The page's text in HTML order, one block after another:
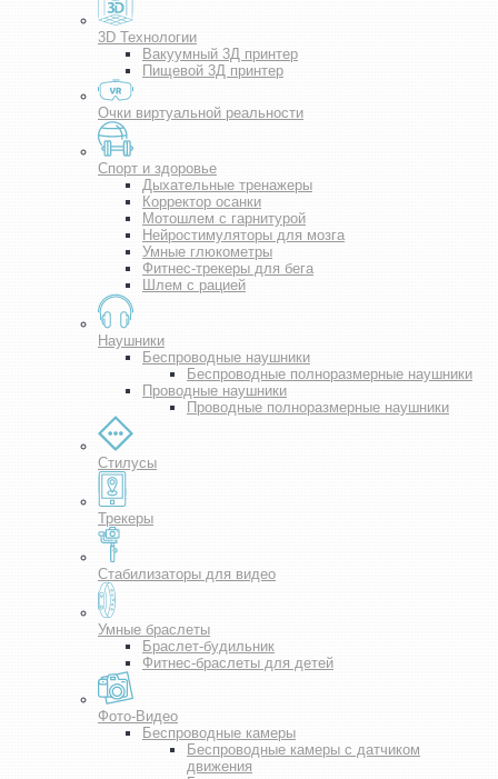
3D Технологии
Вакуумный 3Д принтер
Пищевой 3Д принтер
Очки виртуальной реальности
Спорт и здоровье
Дыхательные тренажеры
Корректор осанки
Мотошлем с гарнитурой
Нейростимуляторы для мозга
Умные глюкометры
Фитнес-трекеры для бега
Шлем с рацией
Наушники
Беспроводные наушники
Беспроводные полноразмерные наушники
Проводные наушники
Проводные полноразмерные наушники
Стилусы
Трекеры
Стабилизаторы для видео
Умные браслеты
Браслет-будильник
Фитнес-браслеты для детей
Фото-Видео
Беспроводные камеры
Беспроводные камеры с датчиком
движения